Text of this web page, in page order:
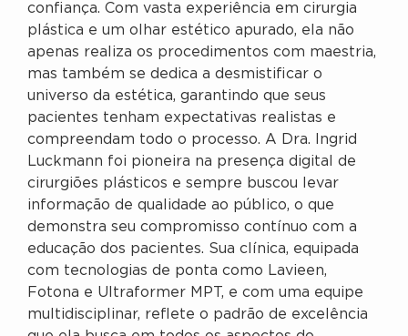
confiança. Com vasta experiência em cirurgia
plástica e um olhar estético apurado, ela não
apenas realiza os procedimentos com maestria,
mas também se dedica a desmistificar o
universo da estética, garantindo que seus
pacientes tenham expectativas realistas e
compreendam todo o processo. A Dra. Ingrid
Luckmann foi pioneira na presença digital de
cirurgiões plásticos e sempre buscou levar
informação de qualidade ao público, o que
demonstra seu compromisso contínuo com a
educação dos pacientes. Sua clínica, equipada
com tecnologias de ponta como Lavieen,
Fotona e Ultraformer MPT, e com uma equipe
multidisciplinar, reflete o padrão de excelência